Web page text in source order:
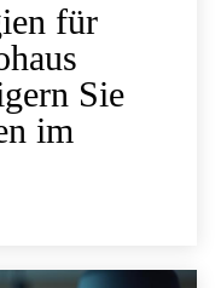
für
Sie
im